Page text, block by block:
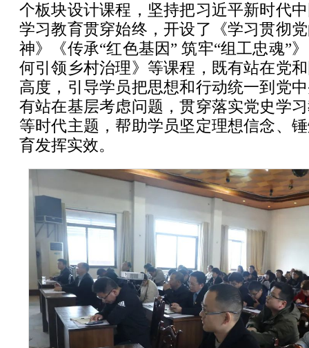
个板块设计课程，坚持把习近平新时代
学习教育贯穿始终，开设了《学习贯彻
神》《传承“红色基因” 筑牢“组工忠魂”
何引领乡村治理》等课程，既有站在党
高度，引导学员把思想和行动统一到党
有站在基层考虑问题，贯穿落实党史学
等时代主题，帮助学员坚定理想信念、
育发挥实效。